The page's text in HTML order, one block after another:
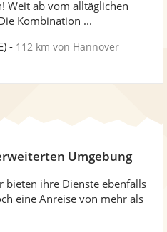
Weit ab vom alltäglichen
Kombination ...
- 112 km von Hannover
Umgebung
bieten ihre Dienste ebenfalls
eine Anreise von mehr als